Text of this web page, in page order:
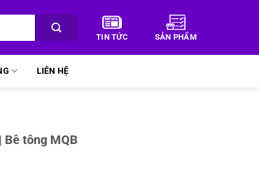
TIN TỨC SẢN PHẨM
LIÊN HỆ
Bê tông MQB